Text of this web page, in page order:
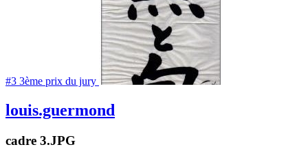
#3 3ème prix du jury
louis.guermond
cadre 3.JPG